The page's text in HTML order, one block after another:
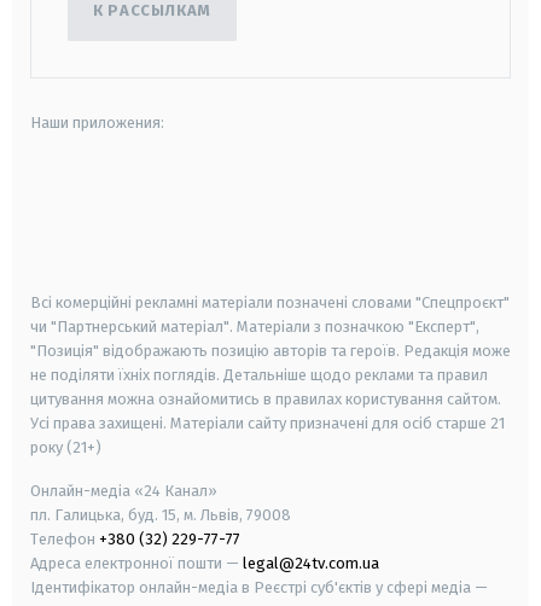
К РАССЫЛКАМ
Наши приложения:
Всі комерційні рекламні матеріали позначені словами "Спецпроєкт"
чи "Партнерський матеріал". Матеріали з позначкою "Експерт",
"Позиція" відображають позицію авторів та героїв. Редакція може
не поділяти їхніх поглядів. Детальніше щодо реклами та правил
цитування можна ознайомитись в правилах користування сайтом.
Усі права захищені. Матеріали сайту призначені для осіб старше 21
року (21+)
Онлайн-медіа «24 Канал»
пл. Галицька, буд. 15, м. Львів, 79008
Телефон +380 (32) 229-77-77
Адреса електронної пошти — legal@24tv.com.ua
Ідентифікатор онлайн-медіа в Реєстрі суб'єктів у сфері медіа —